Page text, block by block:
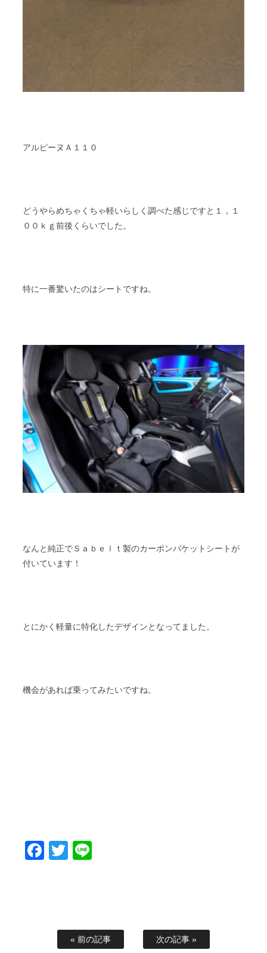
アルピーヌＡ１１０
どうやらめちゃくちゃ軽いらしく調べた感じですと１，１
００ｋｇ前後くらいでした。
特に一番驚いたのはシートですね。
なんと純正でＳａｂｅｌｔ製のカーボンバケットシートが
付いています！
とにかく軽量に特化したデザインとなってました。
機会があれば乗ってみたいですね。
Facebook
Twitter
« 前の記事 次の記事 »